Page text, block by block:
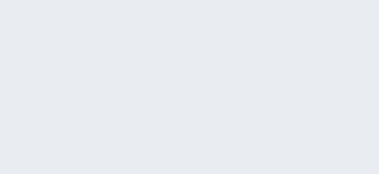
了承願います。購入後のキャンセルは、いかなる理由であっても出来ません